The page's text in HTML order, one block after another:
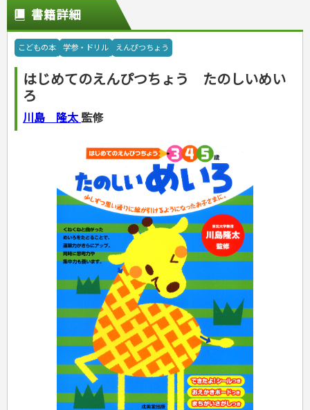
スポーツ
スポーツルール
野球
ゴルフ
ジュニアスポーツ
自然・アウトドア・ペット
アウトドア
犬・猫
園芸・野菜づくり
娯楽・ゲーム・占い
ナンプレ
ゲーム・マジック
カルチャー・芸術・趣味
音楽・楽器
絵画・デッサン
辞典
運転免許
普通免許
生活・暮らし
料理
料理・レシピ
各国料理
調理器具クッキング
飲み物・お酒
手芸・クラフト
ソーイング
インテリア・ハウジング
美容・ファッション
着物・着つけ
冠婚葬祭・手紙・ペン字
手紙・ペン字
妊娠・出産・育児
健康と保育
家庭医学・健康
ツボ・マッサージ
家庭医学・病気
栄養事典
看護・介護
看護一般
保育・教育
指導マニュアル
こどもの本
児童一般
なぞなぞ・ゲーム
占い・心理ゲーム
読み物・絵本
音と光のでる絵本
学参・ドリル
夏休みドリル
総復習ドリル
自由研究・読書感想文
えんぴつちょう
就職活動
就職活動
就職試験
資格試験
漢字検定・数学検定
簿記検定
看護・薬学
ケアマネジャー
保育士
司法書士・社労士
行政書士・宅建
衛生管理・運行管理
建築・土木
電気・危険物
スキル・キャリアアップ
危険物取扱者
消防設備士
登録販売者
経営・経済・法律
ビジネス・法律
簿記・経理・税金・保険
その他ビジネス
自己啓発
ビジネス読み物
国内・海外旅行
国外旅行
国内旅行
散歩・グルメ
地理・歴史
地理・地図
歴史
その他文庫
ダイアリー
ダイアリー
プラチナダイアリー プレステージ
書籍詳細
こどもの本 学参・ドリル えんぴつちょう
はじめてのえんぴつちょう たのしいめい
ろ
川島 隆太 監修